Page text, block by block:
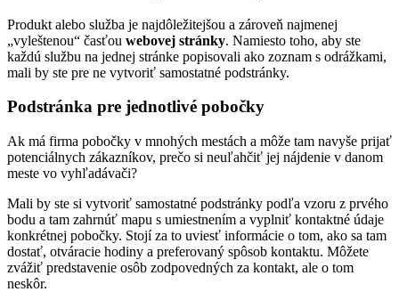
Produkt alebo služba je najdôležitejšou a zároveň najmenej
„vyleštenou“ časťou webovej stránky. Namiesto toho, aby ste
každú službu na jednej stránke popisovali ako zoznam s odrážkami,
mali by ste pre ne vytvoriť samostatné podstránky.
Podstránka pre jednotlivé pobočky
Ak má firma pobočky v mnohých mestách a môže tam navyše prijať
potenciálnych zákazníkov, prečo si neuľahčiť jej nájdenie v danom
meste vo vyhľadávači?
Mali by ste si vytvoriť samostatné podstránky podľa vzoru z prvého
bodu a tam zahrnúť mapu s umiestnením a vyplniť kontaktné údaje
konkrétnej pobočky. Stojí za to uviesť informácie o tom, ako sa tam
dostať, otváracie hodiny a preferovaný spôsob kontaktu. Môžete
zvážiť predstavenie osôb zodpovedných za kontakt, ale o tom
neskôr.